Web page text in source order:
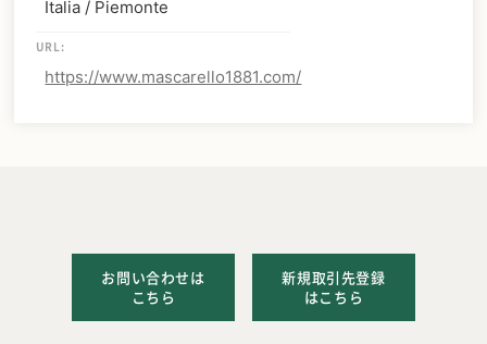
Italia / Piemonte
URL:
https://www.mascarello1881.com/
お問い合わせは
こちら
新規取引先登録
はこちら